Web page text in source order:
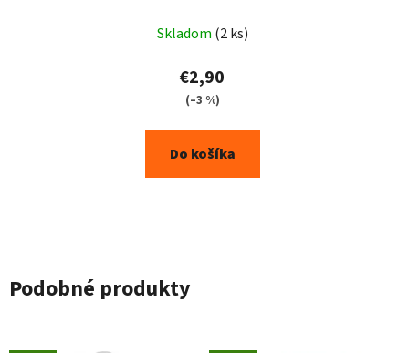
Skladom (2 ks)
€2,90
(–3 %)
Do košíka
Podobné produkty